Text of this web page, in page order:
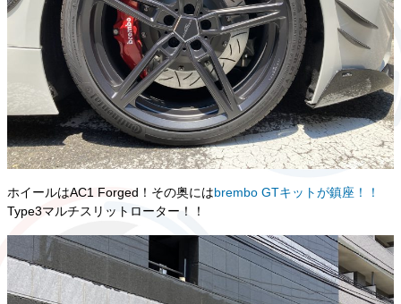
ホイールはAC1 Forged！その奥にはbrembo GTキットが鎮座！！
Type3マルチスリットローター！！